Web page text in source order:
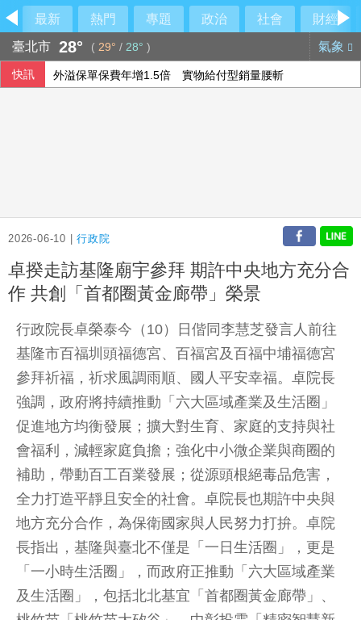
最新 熱門 專題 政治 社會
財經
臺北市 28° ( 29° / 28° ) 氣象
快訊 外溢保單保費年增1.5倍 實物給付型銷量腰斬
2026-06-10 |行政院
卓揆走訪基隆廟宇參拜 期許中央地方充分合
作 共創「首都圈黃金廊帶」榮景
行政院長卓榮泰今（10）日偕同李慧芝發言人前往
基隆市百福圳頭福德宮、百福宮及百福中埔福德宮
參拜祈福，祈求風調雨順、國人平安幸福。卓院長
強調，政府將持續推動「六大區域產業及生活圈」
促進地方均衡發展；擴大對生育、家庭的支持與社
會福利，減輕家庭負擔；強化中小微企業與商圈的
補助，帶動百工百業發展；從源頭根絕毒品危害，
全力打造平靜且安全的社會。卓院長也期許中央與
地方充分合作，為保衛國家與人民努力打拚。卓院
長指出，基隆與臺北不僅是「一日生活圈」，更是
「一小時生活圈」，而政府正推動「六大區域產業
及生活圈」，包括北北基宜「首都圈黃金廊帶」、